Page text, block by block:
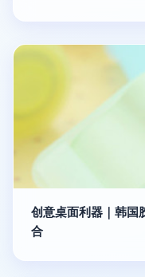
创意桌面利器｜韩国
合